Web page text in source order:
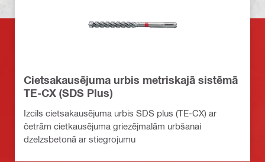
Cietsakausējuma urbis metriskajā sistēmā
TE-CX (SDS Plus)
Izcils cietsakausējuma urbis SDS plus (TE-CX) ar
četrām cietkausējuma griezējmalām urbšanai
dzelzsbetonā ar stiegrojumu